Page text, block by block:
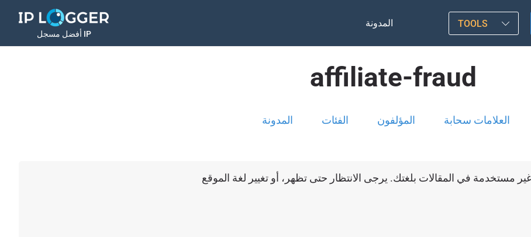
أفضل مسجل IP
المدونة TOOLS
affiliate-fraud
المدونة الفئات المؤلفون العلامات سحابة